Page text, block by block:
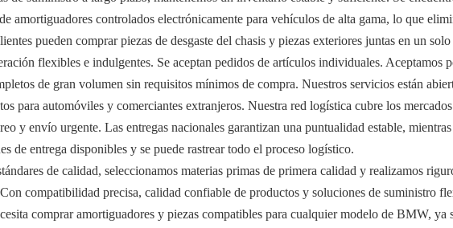
amortiguadores controlados electrónicamente para vehículos de alta gama, lo que
pueden comprar piezas de desgaste del chasis y piezas exteriores juntas en un
flexibles e indulgentes. Se aceptan pedidos de artículos individuales. Aceptamos
de gran volumen sin requisitos mínimos de compra. Nuestros servicios están
para automóviles y comerciantes extranjeros. Nuestra red logística cubre los
y envío urgente. Las entregas nacionales garantizan una puntualidad estable,
de entrega disponibles y se puede rastrear todo el proceso logístico.
de calidad, seleccionamos materias primas de primera calidad y realizamos
compatibilidad precisa, calidad confiable de productos y soluciones de suministro
comprar amortiguadores y piezas compatibles para cualquier modelo de BMW, ya